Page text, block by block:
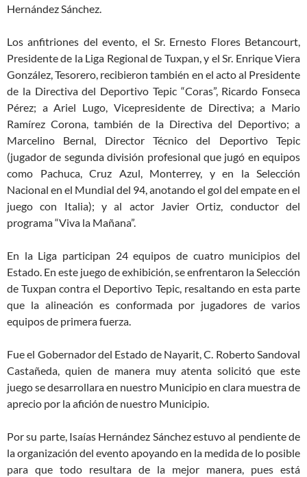
Hernández Sánchez.
Los anfitriones del evento, el Sr. Ernesto Flores Betancourt,
Presidente de la Liga Regional de Tuxpan, y el Sr. Enrique Viera
González, Tesorero, recibieron también en el acto al Presidente
de la Directiva del Deportivo Tepic “Coras”, Ricardo Fonseca
Pérez; a Ariel Lugo, Vicepresidente de Directiva; a Mario
Ramírez Corona, también de la Directiva del Deportivo; a
Marcelino Bernal, Director Técnico del Deportivo Tepic
(jugador de segunda división profesional que jugó en equipos
como Pachuca, Cruz Azul, Monterrey, y en la Selección
Nacional en el Mundial del 94, anotando el gol del empate en el
juego con Italia); y al actor Javier Ortiz, conductor del
programa “Viva la Mañana”.
En la Liga participan 24 equipos de cuatro municipios del
Estado. En este juego de exhibición, se enfrentaron la Selección
de Tuxpan contra el Deportivo Tepic, resaltando en esta parte
que la alineación es conformada por jugadores de varios
equipos de primera fuerza.
Fue el Gobernador del Estado de Nayarit, C. Roberto Sandoval
Castañeda, quien de manera muy atenta solicitó que este
juego se desarrollara en nuestro Municipio en clara muestra de
aprecio por la afición de nuestro Municipio.
Por su parte, Isaías Hernández Sánchez estuvo al pendiente de
la organización del evento apoyando en la medida de lo posible
para que todo resultara de la mejor manera, pues está